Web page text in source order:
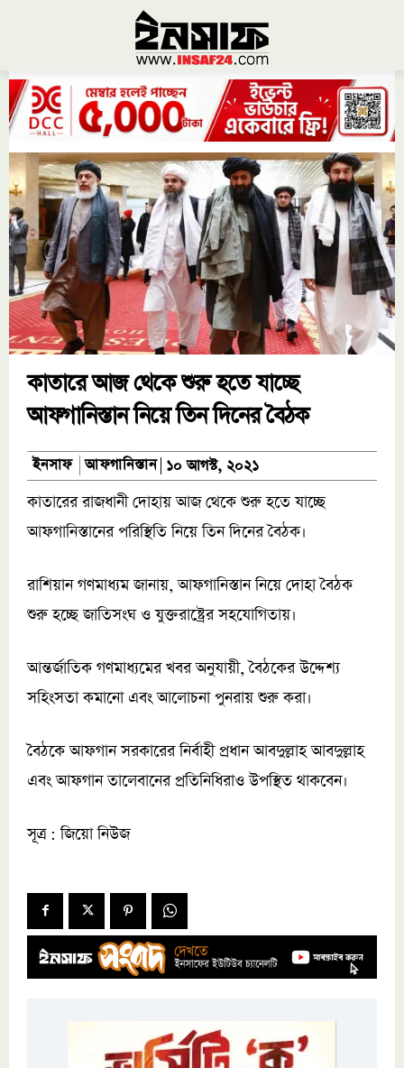
কাতারে আজ থেকে শুরু হতে যাচ্ছে
আফগানিস্তান নিয়ে তিন দিনের বৈঠক
ইনসাফ আফগানিস্তান ১০ আগস্ট, ২০২১
কাতারের রাজধানী দোহায় আজ থেকে শুরু হতে যাচ্ছে
আফগানিস্তানের পরিস্থিতি নিয়ে তিন দিনের বৈঠক।
রাশিয়ান গণমাধ্যম জানায়, আফগানিস্তান নিয়ে দোহা বৈঠক
শুরু হচ্ছে জাতিসংঘ ও যুক্তরাষ্ট্রের সহযোগিতায়।
আন্তর্জাতিক গণমাধ্যমের খবর অনুযায়ী, বৈঠকের উদ্দেশ্য
সহিংসতা কমানো এবং আলোচনা পুনরায় শুরু করা।
বৈঠকে আফগান সরকারের নির্বাহী প্রধান আবদুল্লাহ আবদুল্লাহ
এবং আফগান তালেবানের প্রতিনিধিরাও উপস্থিত থাকবেন।
সূত্র : জিয়ো নিউজ